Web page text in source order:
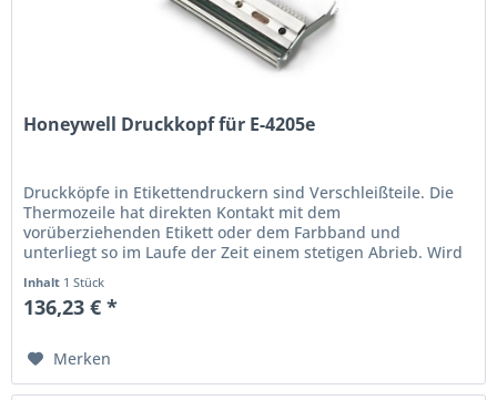
Honeywell Druckkopf für E-4205e
Druckköpfe in Etikettendruckern sind Verschleißteile. Die
Thermo­zeile hat direkten Kontakt mit dem
vorüberziehenden Etikett oder dem Farbband und
unterliegt so im Laufe der Zeit einem stetigen Abrieb. Wird
Inhalt 1 Stück
136,23 € *
Merken